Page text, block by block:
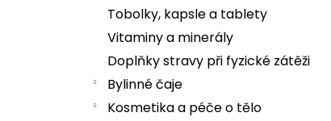
Tobolky, kapsle a tablety
Vitaminy a minerály
Doplňky stravy při fyzické zátěži
Bylinné čaje
Kosmetika a péče o tělo